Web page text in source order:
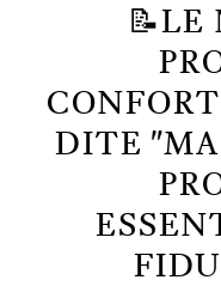
📝LE
DITE